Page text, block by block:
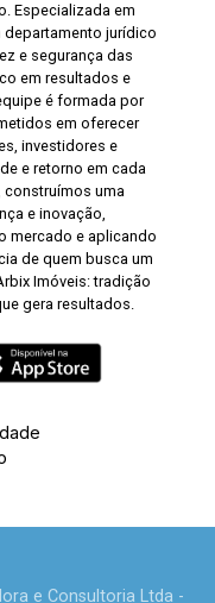
Especializada em
jurídico
e segurança das
em resultados e
é formada por
em oferecer
investidores e
e retorno em cada
uma
e inovação,
mercado e aplicando
de quem busca um
Imóveis: tradição
gera resultados.
e Consultoria Ltda -